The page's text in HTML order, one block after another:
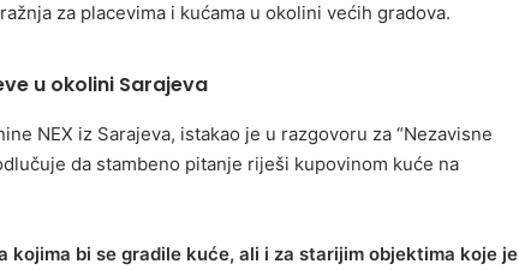
za placevima i kućama u okolini većih gradova.
u okolini Sarajeva
NEX iz Sarajeva, istakao je u razgovoru za “Nezavisne
da stambeno pitanje riješi kupovinom kuće na
kojima bi se gradile kuće, ali i za starijim objektima koje je